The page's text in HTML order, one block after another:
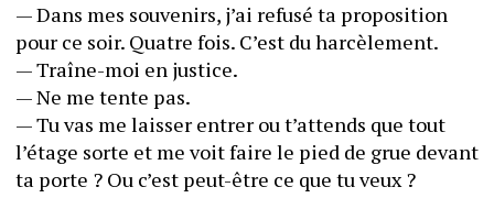
— Dans mes souvenirs, j’ai refusé ta proposition
pour ce soir. Quatre fois. C’est du harcèlement.
— Traîne-moi en justice.
— Ne me tente pas.
— Tu vas me laisser entrer ou t’attends que tout
l’étage sorte et me voit faire le pied de grue devant
ta porte ? Ou c’est peut-être ce que tu veux ?